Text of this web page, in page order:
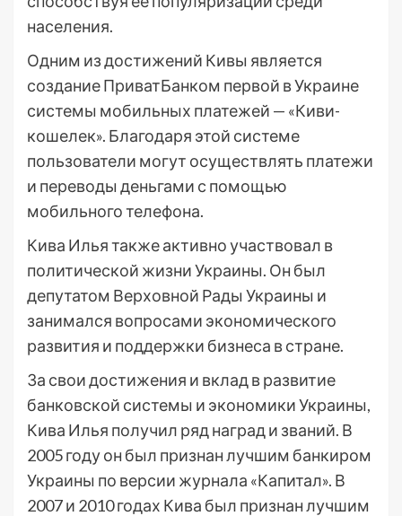
населения.
Одним из достижений Кивы является
создание ПриватБанком первой в Украине
системы мобильных платежей — «Киви-
кошелек». Благодаря этой системе
пользователи могут осуществлять платежи
и переводы деньгами с помощью
мобильного телефона.
Кива Илья также активно участвовал в
политической жизни Украины. Он был
депутатом Верховной Рады Украины и
занимался вопросами экономического
развития и поддержки бизнеса в стране.
За свои достижения и вклад в развитие
банковской системы и экономики Украины,
Кива Илья получил ряд наград и званий. В
2005 году он был признан лучшим банкиром
Украины по версии журнала «Капитал». В
2007 и 2010 годах Кива был признан лучшим